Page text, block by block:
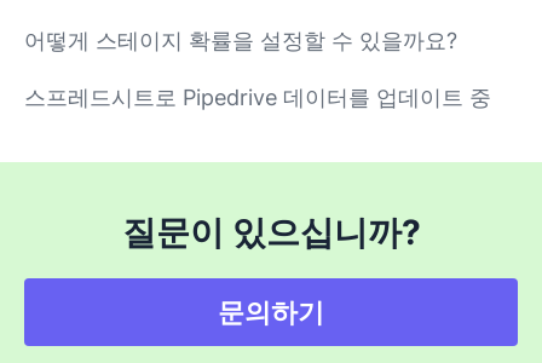
어떻게 스테이지 확률을 설정할 수 있을까요?
스프레드시트로 Pipedrive 데이터를 업데이트 중
질문이 있으십니까?
문의하기